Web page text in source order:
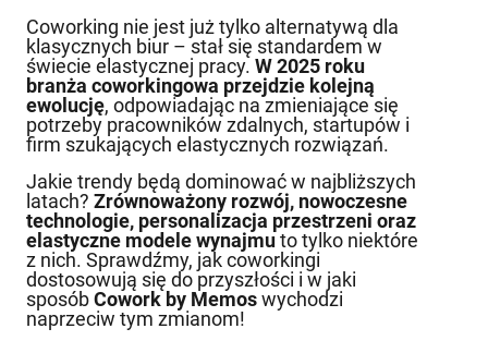
Coworking nie jest już tylko alternatywą dla
klasycznych biur – stał się standardem w
świecie elastycznej pracy.W 2025 roku
branża coworkingowa przejdzie kolejną
ewolucję, odpowiadając na zmieniające się
potrzeby pracowników zdalnych, startupów i
firm szukających elastycznych rozwiązań.
Jakie trendy będą dominować w najbliższych
latach? Zrównoważony rozwój, nowoczesne
technologie, personalizacja przestrzeni oraz
elastyczne modele wynajmuto tylko niektóre
z nich. Sprawdźmy, jak coworkingi
dostosowują się do przyszłości i w jaki
sposóbCowork by Memoswychodzi
naprzeciw tym zmianom!